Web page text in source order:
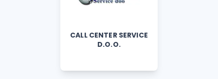
CALL CENTER SERVICE
D.O.O.